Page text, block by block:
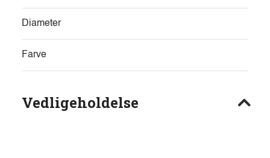
Diameter
Farve
Vedligeholdelse